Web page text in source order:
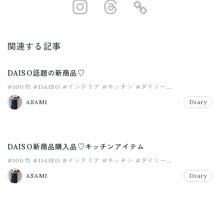
https://https://
関連する記事
DAISO話題の新商品♡
#100均 #DAISO #インテリア #キッチン #ダイソー
#ダイソー新商品
ASAMI
Diary
DAISO新商品購入品♡キッチンアイテム
#100均 #DAISO #インテリア #キッチン #ダイソー
#ダイソー新商品
ASAMI
Diary